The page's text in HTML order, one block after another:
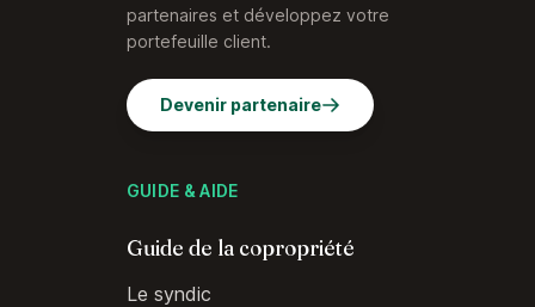
partenaires et développez votre
portefeuille client.
Devenir partenaire
GUIDE & AIDE
Guide de la copropriété
Le syndic